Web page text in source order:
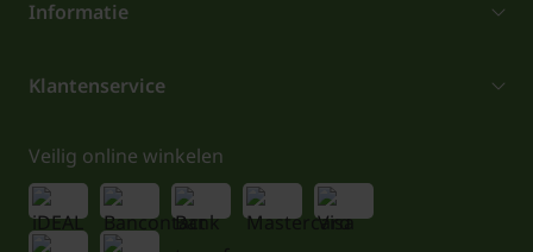
Informatie
Klantenservice
Veilig online winkelen